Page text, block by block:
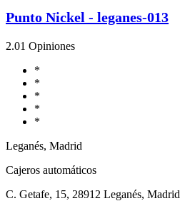
Punto Nickel - leganes-013
2.01 Opiniones
*
*
*
*
*
Leganés, Madrid
Cajeros automáticos
C. Getafe, 15, 28912 Leganés, Madrid